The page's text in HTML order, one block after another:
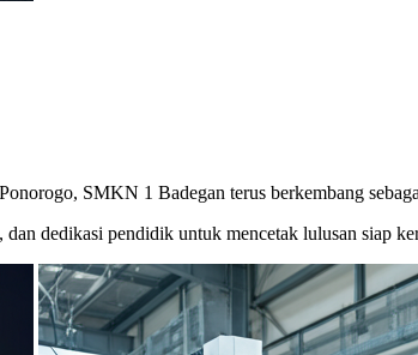
SMKN 1 Badegan terus berkembang
dedikasi pendidik untuk mencetak lulusan siap